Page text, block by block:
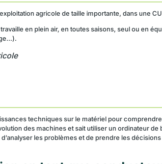
agricole de taille importante, dans une
en plein air, en toutes saisons, seul ou en
techniques sur le matériel pour
des machines et sait utiliser un ordinateur
les problèmes et de prendre les